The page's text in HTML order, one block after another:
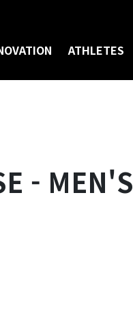
ATHLETES
- MEN'S